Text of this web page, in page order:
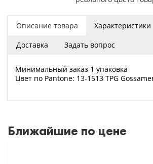
Описание товара Характеристики
Доставка
Задать вопрос
Минимальный заказ 1 упаковка
Цвет по Pantone: 13-1513 TPG
Ближайшие по цене